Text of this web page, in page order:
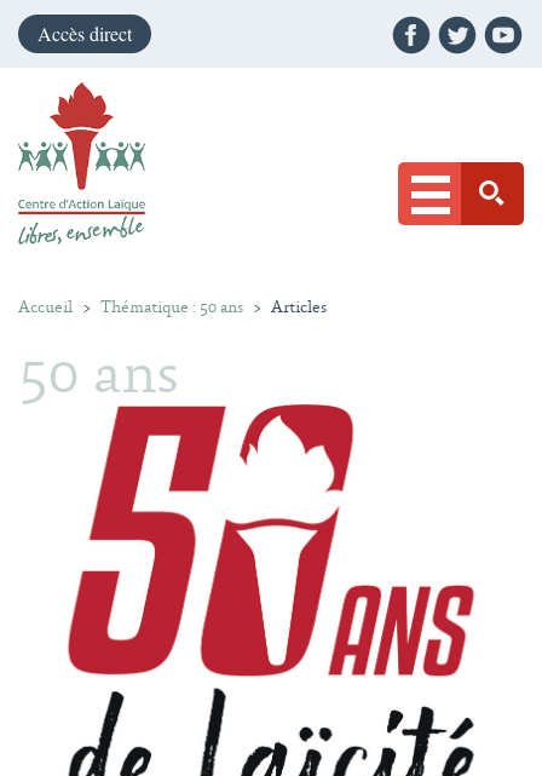
Accès direct
Accueil > Thématique : 50 ans > Articles
50 ans